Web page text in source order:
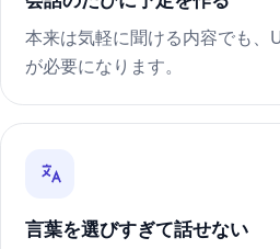
本来は気軽に聞ける内容でも、
が必要になります。
言葉を選びすぎて話せない